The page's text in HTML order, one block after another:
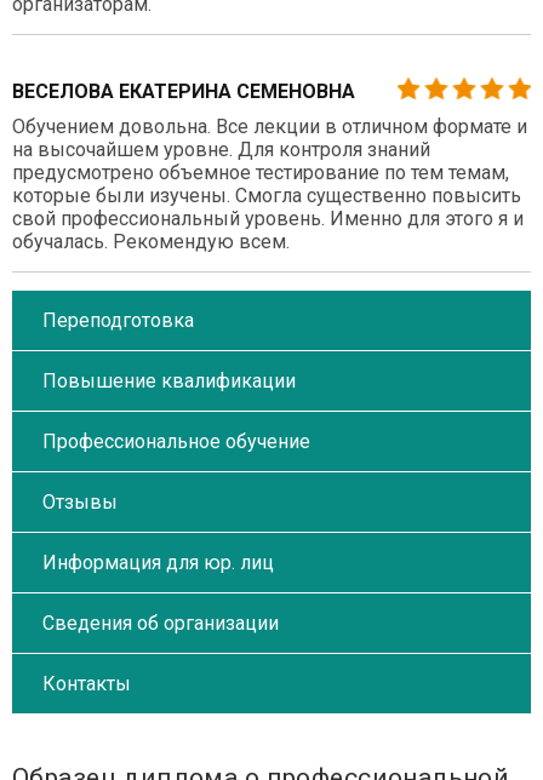
ВЕСЕЛОВА ЕКАТЕРИНА СЕМЕНОВНА
Обучением довольна. Все лекции в отличном формате и
на высочайшем уровне. Для контроля знаний
предусмотрено объемное тестирование по тем темам,
которые были изучены. Смогла существенно повысить
свой профессиональный уровень. Именно для этого я и
обучалась. Рекомендую всем.
Переподготовка
Повышение квалификации
Профессиональное обучение
Отзывы
Информация для юр. лиц
Сведения об организации
Контакты